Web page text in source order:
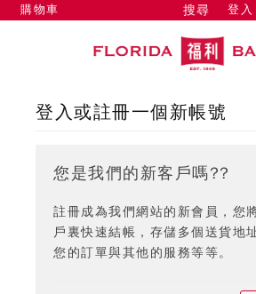
搜尋 登入
購物車
登入或註冊一個新帳號
您是我們的新客戶嗎??
註冊成為我們網站的新會員，您
戶裏快速結帳，存儲多個送貨地
您的訂單與其他的服務等等。